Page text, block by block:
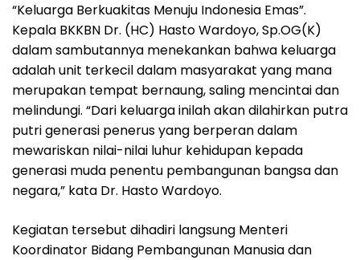
“Keluarga Berkuakitas Menuju Indonesia Emas”.
Kepala BKKBN Dr. (HC) Hasto Wardoyo, Sp.OG(K)
dalam sambutannya menekankan bahwa keluarga
adalah unit terkecil dalam masyarakat yang mana
merupakan tempat bernaung, saling mencintai dan
melindungi. “Dari keluarga inilah akan dilahirkan putra
putri generasi penerus yang berperan dalam
mewariskan nilai-nilai luhur kehidupan kepada
generasi muda penentu pembangunan bangsa dan
negara,” kata Dr. Hasto Wardoyo.
Kegiatan tersebut dihadiri langsung Menteri
Koordinator Bidang Pembangunan Manusia dan